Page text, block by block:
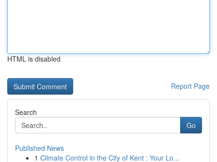
HTML is disabled
Report Page
Search
Go
Published News
1 Climate Control in the City of Kent : Your Lo...